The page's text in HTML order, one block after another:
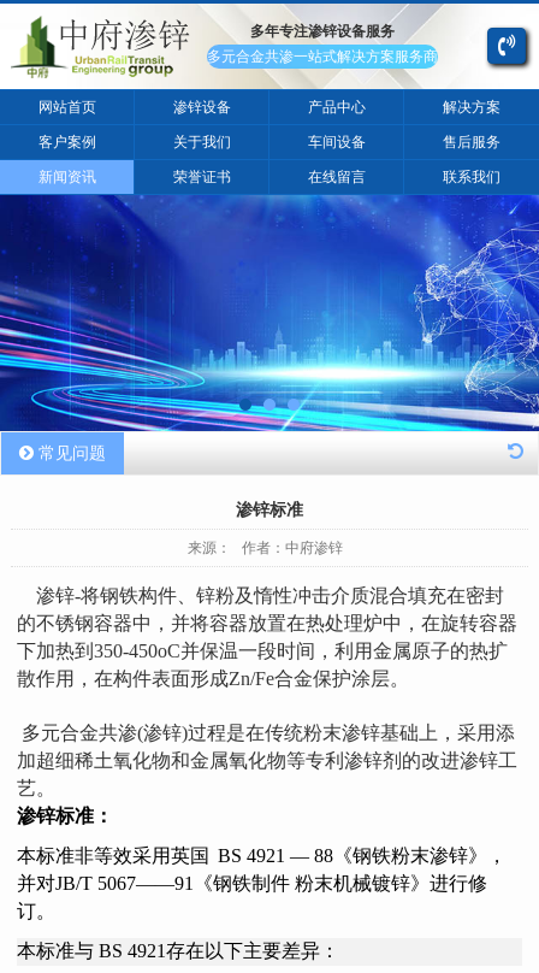
多年专注渗锌设备服务
多元合金共渗一站式解决方案服务商
网站首页 渗锌设备 产品中心 解决方案
客户案例 关于我们 车间设备 售后服务
新闻资讯 荣誉证书 在线留言 联系我们
常见问题
渗锌标准
来源： 作者：中府渗锌
渗锌-将钢铁构件、锌粉及惰性冲击介质混合填充在密封
的不锈钢容器中，并将容器放置在热处理炉中，在旋转容器
下加热到350-450oC并保温一段时间，利用金属原子的热扩
散作用，在构件表面形成Zn/Fe合金保护涂层。
多元合金共渗(渗锌)过程是在传统粉末渗锌基础上，采用添
加超细稀土氧化物和金属氧化物等专利渗锌剂的改进渗锌工
艺。
渗锌标准：
本标准非等效采用英国 BS 4921 — 88《钢铁粉末渗锌》，
并对JB/T 5067——91《钢铁制件 粉末机械镀锌》进行修
订。
本标准与 BS 4921存在以下主要差异：